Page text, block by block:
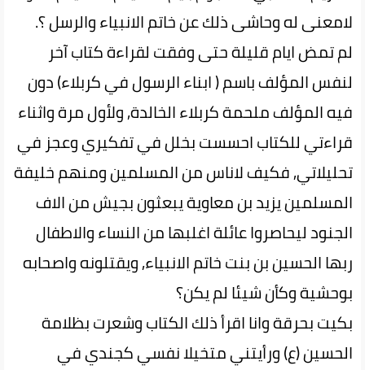
لامعنى له وحاشى ذلك عن خاتم الانبياء والرسل ؟.
لم تمض ايام قليلة حتى وفقت لقراءة كتاب آخر
لنفس المؤلف باسم ( ابناء الرسول في كربلاء) دون
فيه المؤلف ملحمة كربلاء الخالدة, ولأول مرة واثناء
قراءتي للكتاب احسست بخلل في تفكيري وعجز في
تحليلاتي, فكيف لاناس من المسلمين ومنهم خليفة
المسلمين يزيد بن معاوية يبعثون بجيش من الاف
الجنود ليحاصروا عائلة اغلبها من النساء والاطفال
ربها الحسين بن بنت خاتم الانبياء, ويقتلونه واصحابه
بوحشية وكأن شيئا لم يكن؟
بكيت بحرقة وانا اقرأ ذلك الكتاب وشعرت بظلامة
الحسين (ع) ورأيتني متخيلا نفسي كجندي في